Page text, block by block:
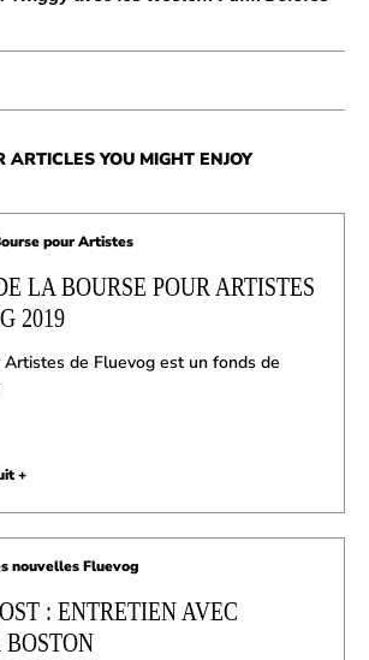
ARTICLES YOU MIGHT ENJOY
pour Artistes
LA BOURSE POUR ARTISTES
2019
Artistes de Fluevog est un fonds de
+
nouvelles Fluevog
: ENTRETIEN AVEC